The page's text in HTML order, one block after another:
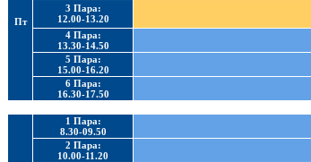
Пт
3 Пара:
12.00-13.20
4 Пара:
13.30-14.50
5 Пара:
15.00-16.20
6 Пара:
16.30-17.50
1 Пара:
8.30-09.50
2 Пара:
10.00-11.20